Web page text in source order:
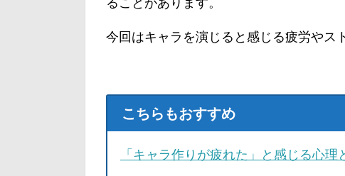
ることがあります。
今回はキャラを演じると感じる疲労やス
こちらもおすすめ
「キャラ作りが疲れた」と感じる心理